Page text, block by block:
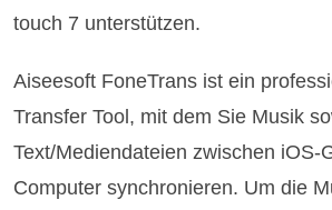
touch 7 unterstützen.
Aiseesoft FoneTrans ist ein
Transfer Tool, mit dem Sie Musik
Text/Mediendateien zwischen iOS-
Computer synchronieren. Um die